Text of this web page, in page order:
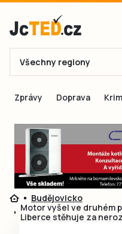
E-mail
Přihlásit
Ještě nemám
Všechny regiony
Zprávy Doprava
Budějovicko
Motor vyšel ve druhém
Liberce stěhuje za